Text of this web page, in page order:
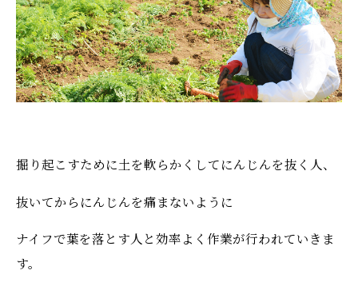
掘り起こすために土を軟らかくしてにんじんを抜く人、
抜いてからにんじんを痛まないように
ナイフで葉を落とす人と効率よく作業が行われていきま
す。